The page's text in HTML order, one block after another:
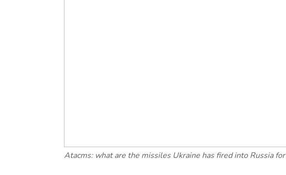
Atacms: what are the missiles Ukraine has fired into Russia